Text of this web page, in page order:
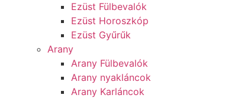
Ezüst Fülbevalók
Ezüst Horoszkóp
Ezüst Gyűrűk
Arany
Arany Fülbevalók
Arany nyakláncok
Arany Karláncok